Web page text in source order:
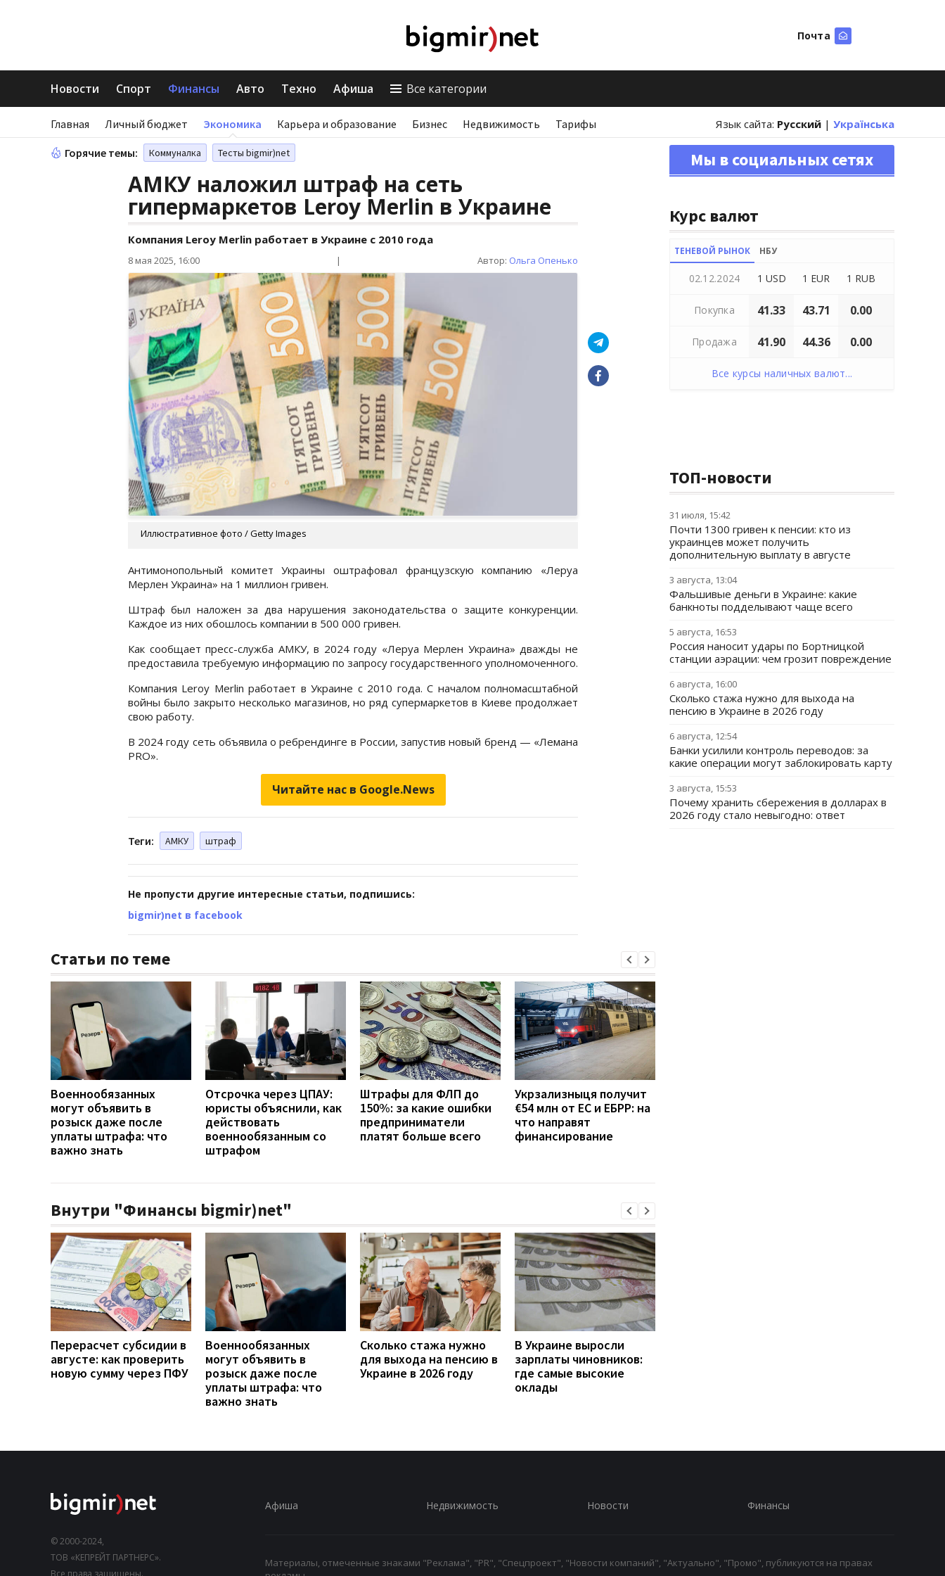
Почта
Новости Спорт Финансы Авто Техно Афиша Все категории
Главная Личный бюджет Экономика Карьера и образование Бизнес Недвижимость Тарифы Язык сайта: Русский | Українська
Горячие темы: Коммуналка Тесты bigmir)net
АМКУ наложил штраф на сеть
гипермаркетов Leroy Merlin в Украине
Компания Leroy Merlin работает в Украине с 2010 года
8 мая 2025, 16:00 | Автор: Ольга Опенько
Иллюстративное фото / Getty Images
Антимонопольный комитет Украины оштрафовал французскую компанию «Леруа
Мерлен Украина» на 1 миллион гривен.
Штраф был наложен за два нарушения законодательства о защите конкуренции.
Каждое из них обошлось компании в 500 000 гривен.
Как сообщает пресс-служба АМКУ, в 2024 году «Леруа Мерлен Украина» дважды не
предоставила требуемую информацию по запросу государственного уполномоченного.
Компания Leroy Merlin работает в Украине с 2010 года. С началом полномасштабной
войны было закрыто несколько магазинов, но ряд супермаркетов в Киеве продолжает
свою работу.
В 2024 году сеть объявила о ребрендинге в России, запустив новый бренд — «Лемана
PRO».
Читайте нас в Google.News
Теги: АМКУ штраф
Не пропусти другие интересные статьи, подпишись:
bigmir)net в facebook
Статьи по теме
Военнообязанных
могут объявить в
розыск даже после
уплаты штрафа: что
важно знать
Отсрочка через ЦПАУ:
юристы объяснили, как
действовать
военнообязанным со
штрафом
Штрафы для ФЛП до
150%: за какие ошибки
предприниматели
платят больше всего
Укрзализныця получит
€54 млн от ЕС и ЕБРР: на
что направят
финансирование
Внутри "Финансы bigmir)net"
Перерасчет субсидии в
августе: как проверить
новую сумму через ПФУ
Военнообязанных
могут объявить в
розыск даже после
уплаты штрафа: что
важно знать
Сколько стажа нужно
для выхода на пенсию в
Украине в 2026 году
В Украине выросли
зарплаты чиновников:
где самые высокие
оклады
Мы в социальных сетях
Курс валют
ТЕНЕВОЙ РЫНОК НБУ
02.12.2024 1 USD 1 EUR 1 RUB
Покупка 41.33 43.71 0.00
Продажа 41.90 44.36 0.00
Все курсы наличных валют...
ТОП-новости
31 июля, 15:42
Почти 1300 гривен к пенсии: кто из
украинцев может получить
дополнительную выплату в августе
3 августа, 13:04
Фальшивые деньги в Украине: какие
банкноты подделывают чаще всего
5 августа, 16:53
Россия наносит удары по Бортницкой
станции аэрации: чем грозит повреждение
6 августа, 16:00
Сколько стажа нужно для выхода на
пенсию в Украине в 2026 году
6 августа, 12:54
Банки усилили контроль переводов: за
какие операции могут заблокировать карту
3 августа, 15:53
Почему хранить сбережения в долларах в
2026 году стало невыгодно: ответ
© 2000-2024,
ТОВ «КЕПРЕЙТ ПАРТНЕРС».
Все права защищены.
Афиша Недвижимость Новости Финансы
Материалы, отмеченные знаками "Реклама", "PR", "Спецпроект", "Новости компаний", "Актуально", "Промо", публикуются на правах